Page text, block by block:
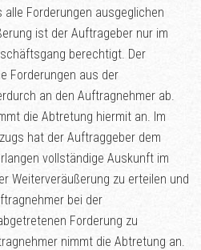
alle Forderungen ausgeglichen
ist der Auftrageber nur im
berechtigt. Der
Forderungen aus der
an den Auftragnehmer ab.
die Abtretung hiermit an. Im
hat der Auftraggeber dem
vollständige Auskunft im
Weiterveräußerung zu erteilen und
bei der
Forderung zu
nimmt die Abtretung an.